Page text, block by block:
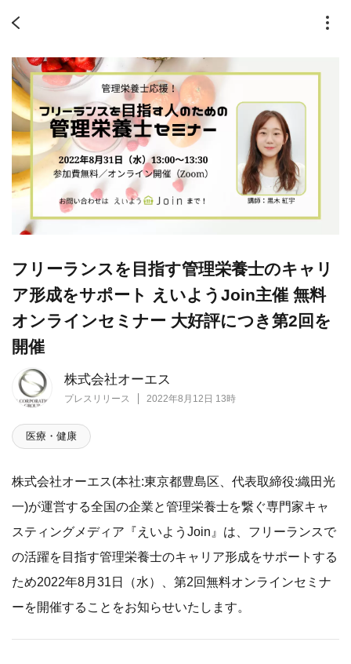
株式会社オーエス
プレスリリース 2022年8月12日 13時
フリーランスを目指す管理栄養士のキャリ
ア形成をサポート えいようJoin主催 無料
オンラインセミナー 大好評につき第2回を
開催
医療・健康
株式会社オーエス(本社:東京都豊島区、代表取締役:織田光
一)が運営する全国の企業と管理栄養士を繋ぐ専門家キャ
スティングメディア『えいようJoin』は、フリーランスで
の活躍を目指す管理栄養士のキャリア形成をサポートする
ため2022年8月31日（水）、第2回無料オンラインセミナ
ーを開催することをお知らせいたします。